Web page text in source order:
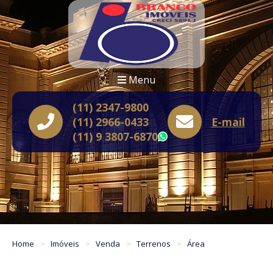
Menu
(11) 2347-9800
(11) 2966-0433
(11) 9 3807-6870
WhatsApp
E-mail
Home Imóveis Venda Terrenos Área